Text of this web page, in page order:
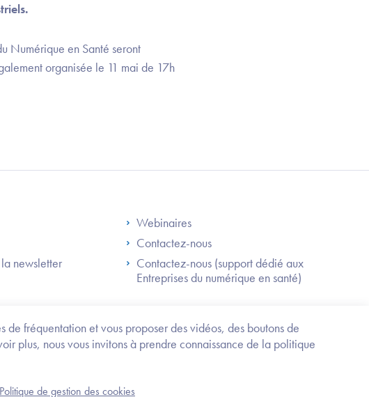
fréquentation et vous proposer des vidéos, des boutons de
plus, nous vous invitons à prendre connaissance de la politique
Politique de gestion des cookies
Trouvez
Numérique en Santé seront
organisée le 11 mai de 17h
ANS
newsletter
Footer Right ANS
Webinaires
Contactez-nous
Contactez-nous (support dédié aux
Entreprises du numérique en santé)